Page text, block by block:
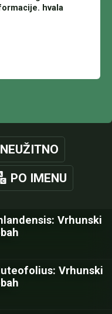
NEUŽITNO
PO IMENU
Vrhunski
Vrhunski